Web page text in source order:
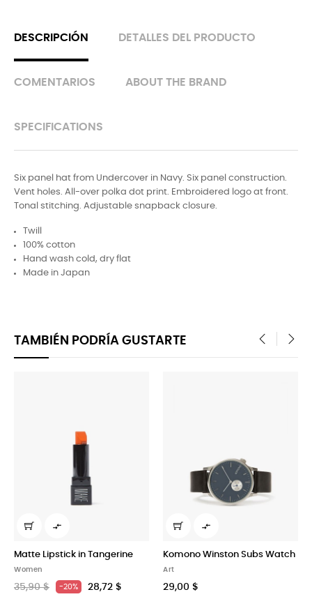
DESCRIPCIÓN DETALLES DEL PRODUCTO
COMENTARIOS ABOUT THE BRAND
SPECIFICATIONS
Six panel hat from Undercover in Navy. Six panel construction.
Vent holes. All-over polka dot print. Embroidered logo at front.
Tonal stitching. Adjustable snapback closure.
Twill
100% cotton
Hand wash cold, dry flat
Made in Japan
TAMBIÉN PODRÍA GUSTARTE
in Tangerine
28,72 $
Komono Winston Subs Watch
29,00 $
Rachel